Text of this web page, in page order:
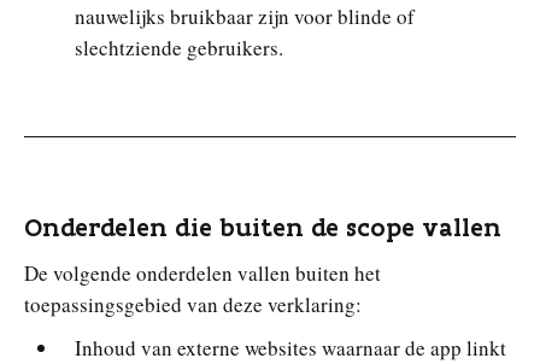
nauwelijks bruikbaar zijn voor blinde of
slechtziende gebruikers.
Onderdelen die buiten de scope vallen
De volgende onderdelen vallen buiten het
toepassingsgebied van deze verklaring:
Inhoud van externe websites waarnaar de app linkt